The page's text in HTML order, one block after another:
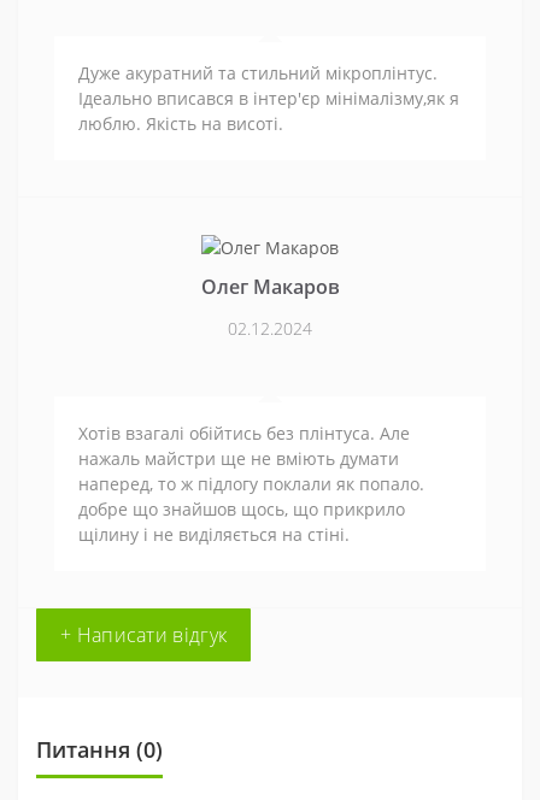
Дуже акуратний та стильний мікроплінтус.
Ідеально вписався в інтер'єр мінімалізму,як я
люблю. Якість на висоті.
Олег Макаров
02.12.2024
Хотів взагалі обійтись без плінтуса. Але
нажаль майстри ще не вміють думати
наперед, то ж підлогу поклали як попало.
добре що знайшов щось, що прикрило
щілину і не виділяється на стіні.
+ Написати відгук
Питання (0)